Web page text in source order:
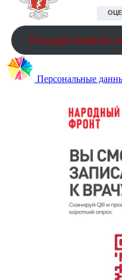
Государственная
Персональные